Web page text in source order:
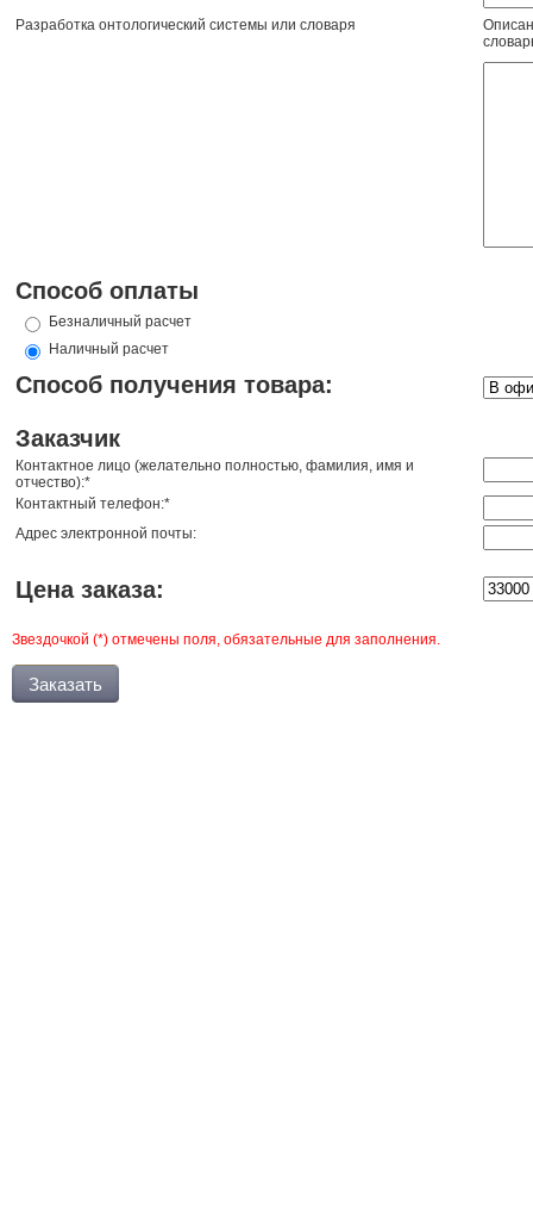
Разработка онтологический системы или словаря
Способ оплаты
Безналичный расчет
Наличный расчет
Способ получения товара:
Заказчик
Контактное лицо (желательно полностью, фамилия, имя и
отчество):*
Контактный телефон:*
Адрес электронной почты:
Цена заказа:
Звездочкой (*) отмечены поля, обязательные для заполнения.